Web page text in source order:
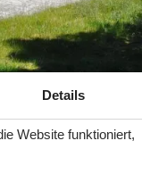
Details
Website funktioniert,